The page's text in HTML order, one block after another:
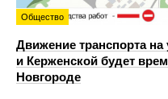
Общество
Движение транспорта
и Керженской будет
Новгороде